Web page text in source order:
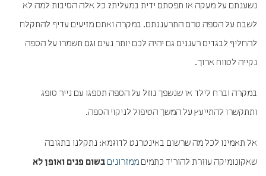
נשענתם על מעקה או תפסתם ידית במעלית? כל אלה הסיבות למה לא
לשבת על הספה טרם התרעננתם. במקרה ואתם מזיעים עדיף להתקלח
להחליף לבגדים רעננים גם יהיה לכם יותר נעים וגם תשמרו על הספה
נקייה לטווח ארוך.
במקרה וברח לילד או שנשפך נוזל על הספה תספגו עם נייר סופג
ותתקשרו להתייעץ על המשך הטיפול לניקוי הספה.
אל תאמינו לכל מה שרשום באינטרנט לדוגמא: נתקלנו בתגובה
שאקונומיקה עוזרת להוריד כתמים ממזרונים בשום פנים ואופן לא